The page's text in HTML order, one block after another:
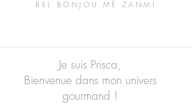
BEL BONJOU MÉ ZANMI
Je suis Prisca,
Bienvenue dans mon univers
gourmand !